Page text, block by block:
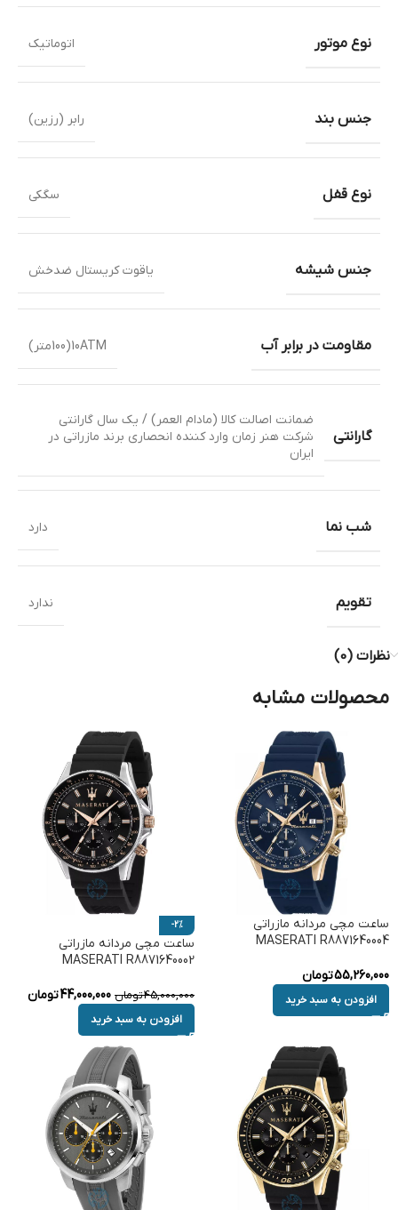
نوع موتور اتوماتیک
جنس بند رابر (رزین)
نوع قفل سگکی
جنس شیشه یاقوت کریستال ضدخش
مقاومت در برابر آب 10ATM(100متر)
گارانتی
ضمانت اصالت کالا (مادام العمر) / یک سال گارانتی
شرکت هنر زمان وارد کننده انحصاری برند مازراتی در
ایران
شب نما دارد
تقویم ندارد
نظرات (0)
محصولات مشابه
ساعت مچی مردانه مازراتی
MASERATI R8871640004
55,260,000تومان
افزودن به سبد خرید
-2%
ساعت مچی مردانه مازراتی
MASERATI R8871640002
45,000,000تومان 44,000,000تومان
افزودن به سبد خرید